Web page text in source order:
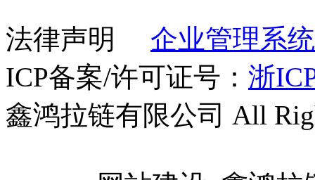
法律声明 企业管理系
ICP备案/许可证号： 浙
鑫鸿拉链有限公司 All